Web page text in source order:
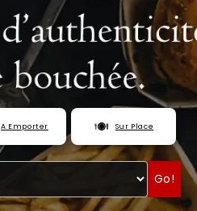
A Emporter Sur Place
Go!